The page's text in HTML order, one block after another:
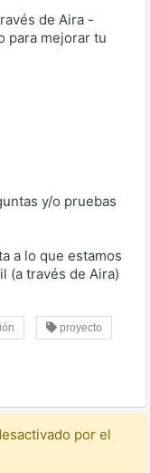
de Aira -
para mejorar tu
y/o pruebas
a lo que estamos
(a través de Aira)
proyecto
por el